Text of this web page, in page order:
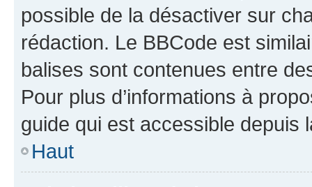
possible de la désactiver sur
rédaction. Le BBCode est
balises sont contenues entre
Pour plus d’informations à
guide qui est accessible depuis
Haut